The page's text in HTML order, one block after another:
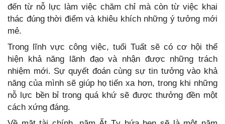
đến từ nỗ lực làm việc chăm chỉ mà còn từ việc khai
thác đúng thời điểm và khiêu khích những ý tưởng mới
mẻ.
Trong lĩnh vực công việc, tuổi Tuất sẽ có cơ hội thể
hiện khả năng lãnh đạo và nhận được những trách
nhiệm mới. Sự quyết đoán cùng sự tin tưởng vào khả
năng của mình sẽ giúp họ tiến xa hơn, trong khi những
nỗ lực bền bỉ trong quá khứ sẽ được thưởng đền một
cách xứng đáng.